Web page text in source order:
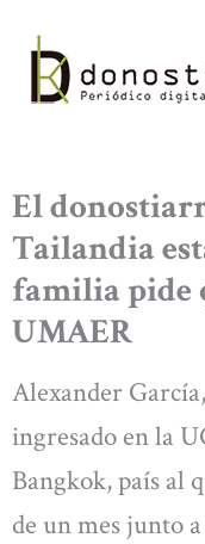
contenido
El
Tailandia
familia pide
UMAER
Alexander
ingresado en la
Bangkok, país al
de un mes junto